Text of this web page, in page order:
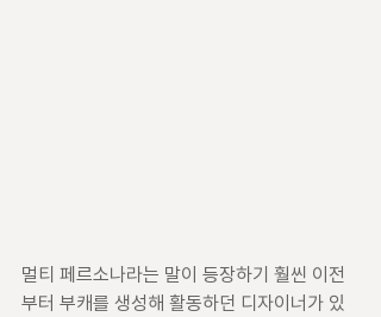
멀티 페르소나라는 말이 등장하기 훨씬 이전
부터 부캐를 생성해 활동하던 디자이너가 있